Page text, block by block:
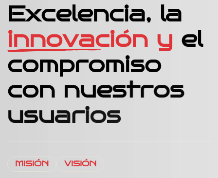
Excelencia, la
innovación y el
compromiso
con nuestros
usuarios
MISIÓN VISIÓN